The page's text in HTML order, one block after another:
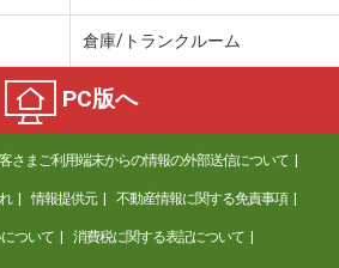
倉庫/トランクルーム
PC版へ
さまご利用端末からの情報の外部送信について
情報提供元 不動産情報に関する免責事項
ついて 消費税に関する表記について